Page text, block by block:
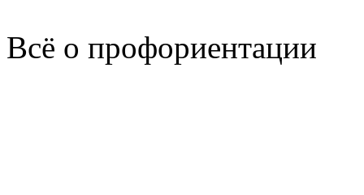
Всё о профориентации